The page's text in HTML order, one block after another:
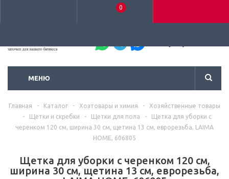
0
МЕНЮ
Главная - Каталог - Хозтовары и химия -
Хозяйственные товары
-
Щетки и скребки - Щетки для пола -
Щетка для уборки с
черенком 120 см, ширина 30 см, щетина 13 см, еврорезьба, LAIMA
HOME, 606805
Щетка для уборки с черенком 120 см,
ширина 30 см, щетина 13 см, еврорезьба,